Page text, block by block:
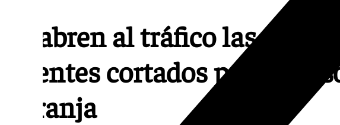
Se abren al tráfico las calles y
puentes cortados por el
naranja